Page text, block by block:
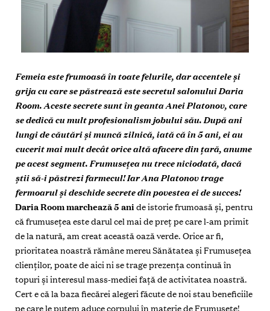
Femeia este frumoasă în toate felurile, dar accentele și
grija cu care se păstrează este secretul salonului Daria
Room. Aceste secrete sunt în geanta Anei Platonov, care
se dedică cu mult profesionalism jobului său. După ani
lungi de căutări și muncă zilnică, iată că în 5 ani, ei au
cucerit mai mult decât orice altă afacere din ţară, anume
pe acest segment. Frumuseţea nu trece niciodată, dacă
știi să-i păstrezi farmecul! Iar Ana Platonov trage
fermoarul și deschide secrete din povestea ei de succes!
Daria Room marchează 5 ani de istorie frumoasăși, pentru
că frumuseţea este darul cel mai de preţ pe care l-am primit
de la natură, am creat această oază verde. Orice ar fi,
prioritatea noastră rămâne mereu Sănătatea și Frumuseţea
clienţilor, poate de aici ni se trage prezenţa continuă în
topuri și interesul mass-mediei faţă de activitatea noastră.
Cert e că la baza fiecărei alegeri făcute de noi stau beneficiile
pe care le putem aduce corpului în materie de Frumuseţe!